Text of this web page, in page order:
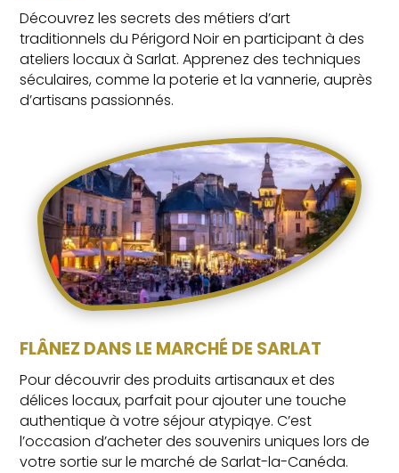
Découvrez les secrets des métiers d’art
traditionnels du Périgord Noir en participant à des
ateliers locaux à Sarlat. Apprenez des techniques
séculaires, comme la poterie et la vannerie, auprès
d’artisans passionnés.
FLÂNEZ DANS LE MARCHÉ DE SARLAT
Pour découvrir des produits artisanaux et des
délices locaux, parfait pour ajouter une touche
authentique à votre séjour atypiqye. C’est
l’occasion d’acheter des souvenirs uniques lors de
votre sortie sur le marché de Sarlat-la-Canéda.